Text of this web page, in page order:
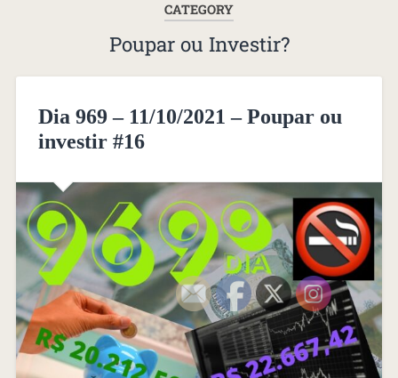
CATEGORY
Poupar ou Investir?
Dia 969 – 11/10/2021 – Poupar ou
investir #16